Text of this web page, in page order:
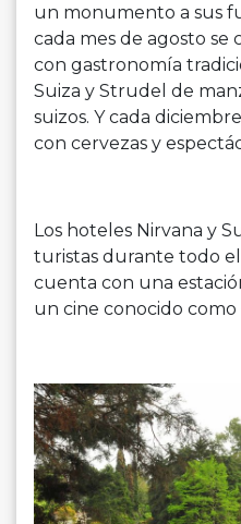
un monumento a sus
cada mes de agosto se
con gastronomía
Suiza y Strudel de
suizos. Y cada
con cervezas y
Los hoteles Nirvana y
turistas durante todo
cuenta con una
un cine conocido como